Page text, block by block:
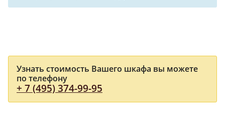
Узнать стоимость Вашего шкафа вы можете
по телефону
+ 7 (495) 374-99-95